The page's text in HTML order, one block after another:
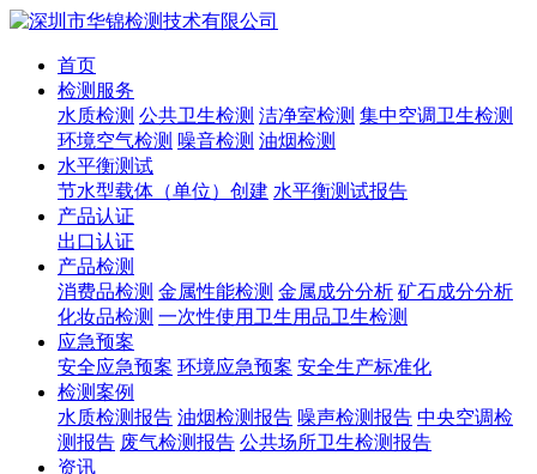
首页
检测服务
水质检测 公共卫生检测 洁净室检测 集中空调卫生检测
环境空气检测 噪音检测 油烟检测
水平衡测试
节水型载体（单位）创建 水平衡测试报告
产品认证
出口认证
产品检测
消费品检测 金属性能检测 金属成分分析 矿石成分分析
化妆品检测 一次性使用卫生用品卫生检测
应急预案
安全应急预案 环境应急预案 安全生产标准化
检测案例
水质检测报告 油烟检测报告 噪声检测报告 中央空调检
测报告 废气检测报告 公共场所卫生检测报告
资讯